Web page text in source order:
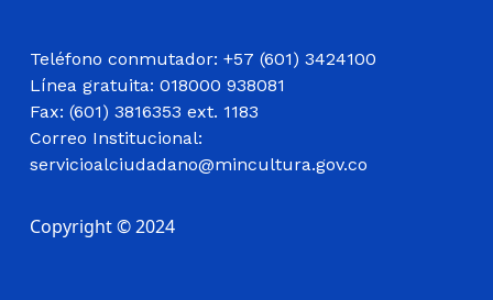
Teléfono conmutador: +57 (601) 3424100
Línea gratuita: 018000 938081
Fax: (601) 3816353 ext. 1183
Correo Institucional:
servicioalciudadano@mincultura.gov.co
Copyright © 2024